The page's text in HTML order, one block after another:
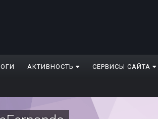
АКТИВНОСТЬ СЕРВИСЫ САЙТА